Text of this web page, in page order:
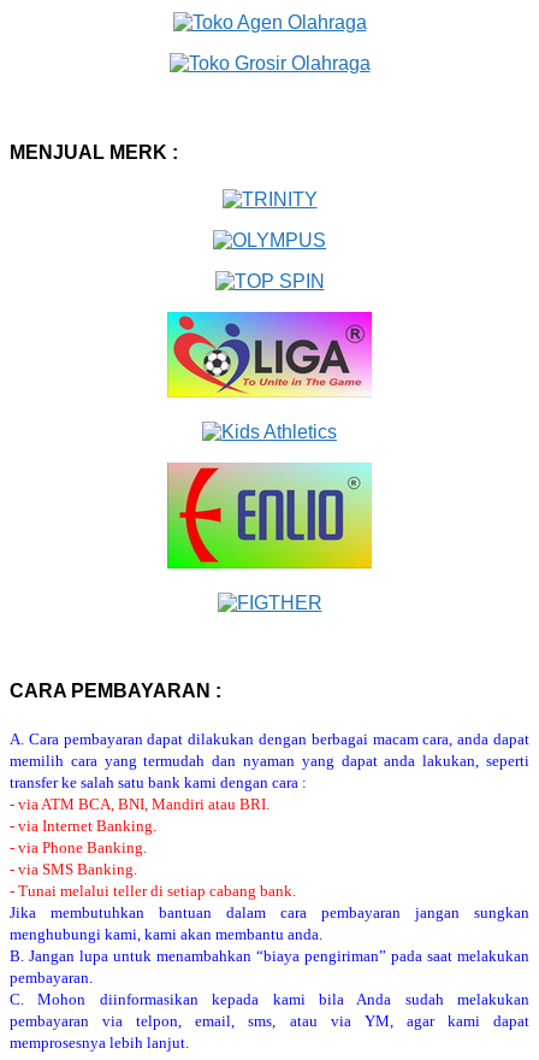
MENJUAL MERK :
CARA PEMBAYARAN :
A. Cara pembayaran dapat dilakukan dengan berbagai macam cara, anda dapat
memilih cara yang termudah dan nyaman yang dapat anda lakukan, seperti
transfer ke salah satu bank kami dengan cara :
- via ATM BCA, BNI, Mandiri atau BRI.
- via Internet Banking.
- via Phone Banking.
- via SMS Banking.
- Tunai melalui teller di setiap cabang bank.
Jika membutuhkan bantuan dalam cara pembayaran jangan sungkan
menghubungi kami, kami akan membantu anda.
B. Jangan lupa untuk menambahkan “biaya pengiriman” pada saat melakukan
pembayaran.
C. Mohon diinformasikan kepada kami bila Anda sudah melakukan
pembayaran via telpon, email, sms, atau via YM, agar kami dapat
memprosesnya lebih lanjut.